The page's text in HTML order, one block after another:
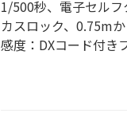
1/500秒、電子セル
カスロック、0.75m
感度：DXコード付き